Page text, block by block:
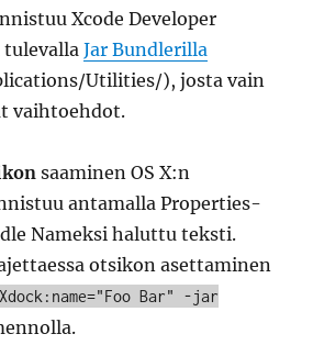
Xcode Developer
tulevallaJar Bundlerilla
Utilities/), josta vain
vaihtoehdot.
saaminen OS X:n
antamalla Properties-
Nameksi haluttu teksti.
otsikon asettaminen
Bar" -jar